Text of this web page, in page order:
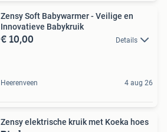
Zensy Soft Babywarmer - Veilige en
Innovatieve Babykruik
€ 10,00 Details
Heerenveen 4 aug 26
Zensy elektrische kruik met Koeka hoes